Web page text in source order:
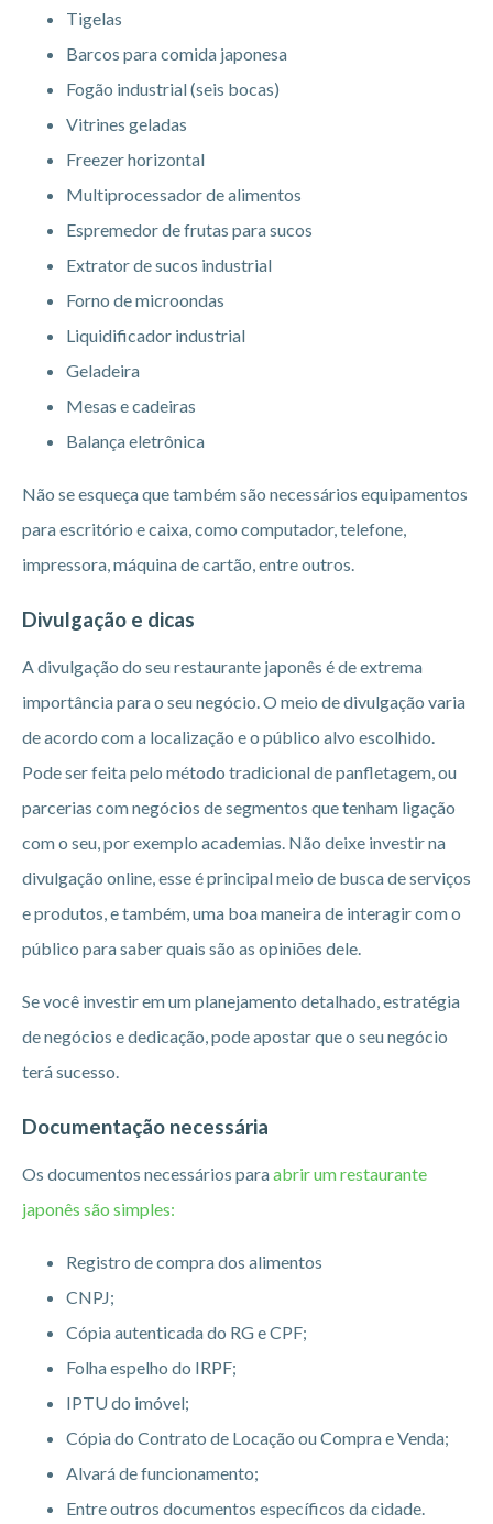
Tigelas
Barcos para comida japonesa
Fogão industrial (seis bocas)
Vitrines geladas
Freezer horizontal
Multiprocessador de alimentos
Espremedor de frutas para sucos
Extrator de sucos industrial
Forno de microondas
Liquidificador industrial
Geladeira
Mesas e cadeiras
Balança eletrônica
Não se esqueça que também são necessários equipamentos
para escritório e caixa, como computador, telefone,
impressora, máquina de cartão, entre outros.
Divulgação e dicas
A divulgação do seu restaurante japonês é de extrema
importância para o seu negócio. O meio de divulgação varia
de acordo com a localização e o público alvo escolhido.
Pode ser feita pelo método tradicional de panfletagem, ou
parcerias com negócios de segmentos que tenham ligação
com o seu, por exemplo academias. Não deixe investir na
divulgação online, esse é principal meio de busca de serviços
e produtos, e também, uma boa maneira de interagir com o
público para saber quais são as opiniões dele.
Se você investir em um planejamento detalhado, estratégia
de negócios e dedicação, pode apostar que o seu negócio
terá sucesso.
Documentação necessária
Os documentos necessários paraabrir um restaurante
japonês são simples:
Registro de compra dos alimentos
CNPJ;
Cópia autenticada do RG e CPF;
Folha espelho do IRPF;
IPTU do imóvel;
Cópia do Contrato de Locação ou Compra e Venda;
Alvará de funcionamento;
Entre outros documentos específicos da cidade.